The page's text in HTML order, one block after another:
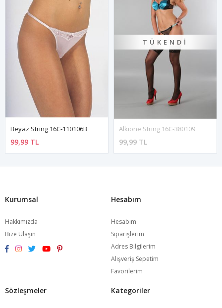
Beyaz String 16C-110106B
99,99 TL
TÜKENDI
Alkione String 16C-380109
99,99 TL
Kurumsal
Hakkımızda
Bize Ulaşın
Hesabım
Hesabım
Siparişlerim
Adres Bilgilerim
Alışveriş Sepetim
Favorilerim
Sözleşmeler Kategoriler